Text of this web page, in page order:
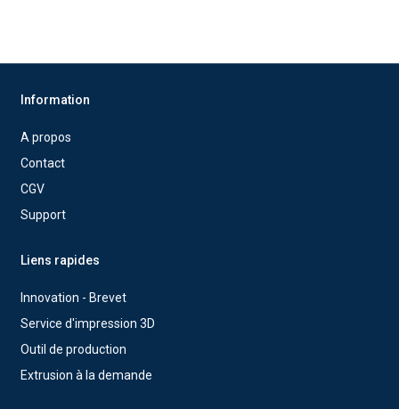
Information
A propos
Contact
CGV
Support
Liens rapides
Innovation - Brevet
Service d'impression 3D
Outil de production
Extrusion à la demande